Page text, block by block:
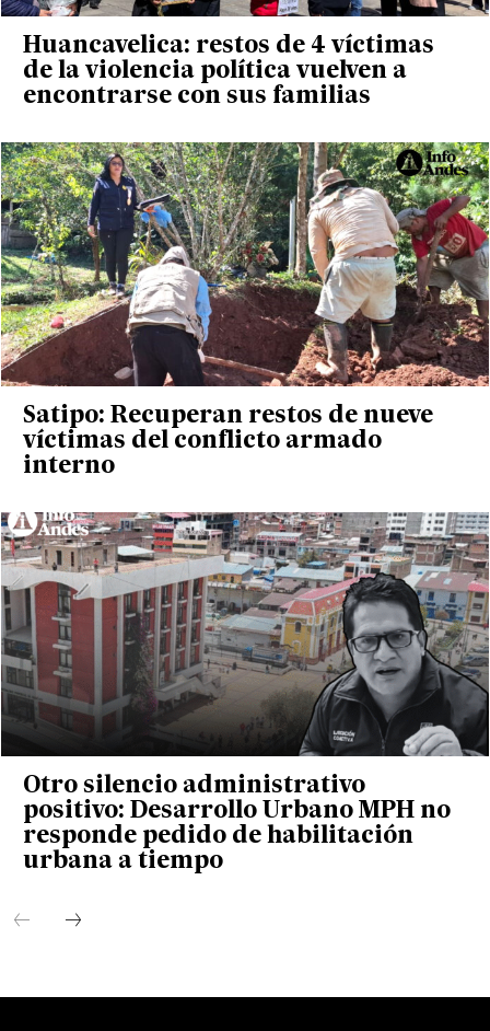
Huancavelica: restos de 4 víctimas
de la violencia política vuelven a
encontrarse con sus familias
Satipo: Recuperan restos de nueve
víctimas del conflicto armado
interno
Otro silencio administrativo
positivo: Desarrollo Urbano MPH no
responde pedido de habilitación
urbana a tiempo